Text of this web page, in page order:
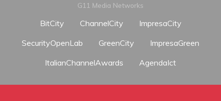
G11 Media Networks
BitCity ChannelCity
ImpresaCity
SecurityOpenLab
GreenCity
ImpresaGreen
ItalianChannelAwards
AgendaIct